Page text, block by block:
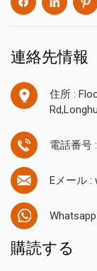
連絡先情報
住所 :
電話番号
Eメール :
購読する